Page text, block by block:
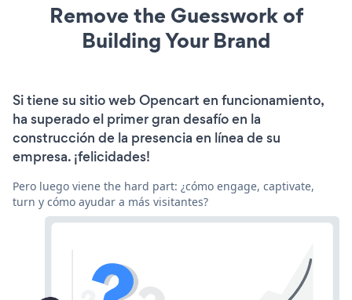
Remove the Guesswork of
Building Your Brand
Si tiene su sitio web Opencart en funcionamiento,
ha superado el primer gran desafío en la
construcción de la presencia en línea de su
empresa. ¡felicidades!
Pero luego viene the hard part: ¿cómo engage, captivate,
turn y cómo ayudar a más visitantes?